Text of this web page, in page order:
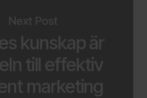
Next Post
kunskap är
till effektiv
marketing